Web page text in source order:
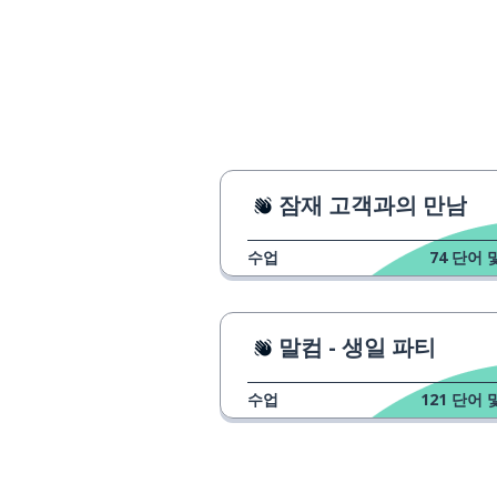
잠재 고객과의 만남
수업 74 단어
말컴 - 생일 파티
수업 121 단어